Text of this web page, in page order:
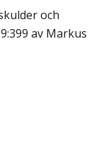
och
av Markus